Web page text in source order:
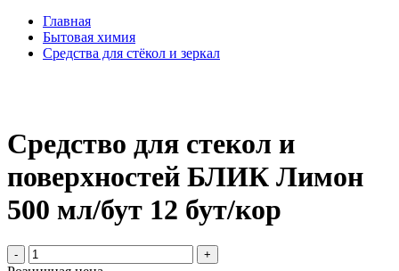
Главная
Бытовая химия
Средства для стёкол и зеркал
Средство для стекол и
поверхностей БЛИК Лимон
500 мл/бут 12 бут/кор
- +